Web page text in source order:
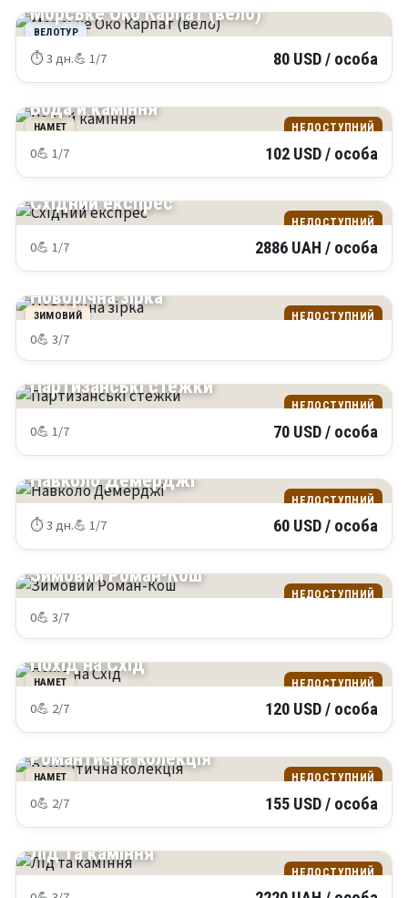
ВЕЛОТУР
Морське Око Карпат (вело)
⏱ 3 дн.💪 1/7 80 USD / особа
НЕДОСТУПНИЙ
НАМЕТ
КРИМ
Вода й каміння
0💪 1/7 102 USD / особа
НЕДОСТУПНИЙ
КРИМ
Східний експрес
0💪 1/7 2886 UAH / особа
НЕДОСТУПНИЙ
ЗИМОВИЙ
КРИМ
Новорічна зірка
0💪 3/7
НЕДОСТУПНИЙ
КРИМ
Партизанські стежки
0💪 1/7 70 USD / особа
НЕДОСТУПНИЙ
КРИМ
Навколо Демерджі
⏱ 3 дн.💪 1/7 60 USD / особа
НЕДОСТУПНИЙ
КРИМ
Зимовий Роман-Кош
0💪 3/7
НЕДОСТУПНИЙ
НАМЕТ
КРИМ
Похід на Схід
0💪 2/7 120 USD / особа
НЕДОСТУПНИЙ
НАМЕТ
КРИМ
Романтична колекція
0💪 2/7 155 USD / особа
НЕДОСТУПНИЙ
КРИМ
Лід та каміння